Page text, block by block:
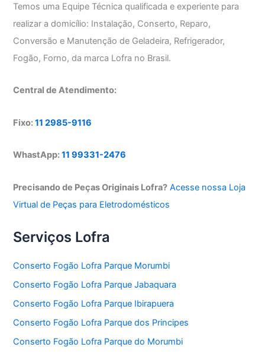
Temos uma Equipe Técnica qualificada e experiente para
realizar a domicílio: Instalação, Conserto, Reparo,
Conversão e Manutenção de Geladeira, Refrigerador,
Fogão, Forno, da marca Lofra no Brasil.
Central de Atendimento:
Fixo:11 2985-9116
WhastApp:11 99331-2476
Precisando de Peças Originais Lofra? Acesse nossa Loja
Virtual de Peças para Eletrodomésticos
Serviços Lofra
Conserto Fogão Lofra Parque Morumbi
Conserto Fogão Lofra Parque Jabaquara
Conserto Fogão Lofra Parque Ibirapuera
Conserto Fogão Lofra Parque dos Principes
Conserto Fogão Lofra Parque do Morumbi